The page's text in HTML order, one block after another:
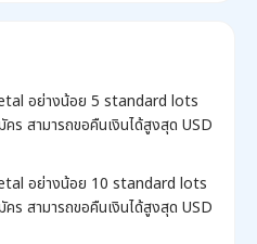
อย่างน้อย 5 standard lots
ร สามารถขอคืนเงินได้สูงสุด USD
อย่างน้อย 10 standard lots
ร สามารถขอคืนเงินได้สูงสุด USD